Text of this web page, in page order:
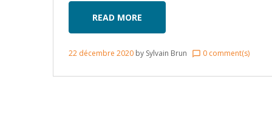
READ MORE
22 décembre 2020 by Sylvain Brun chat_bubble_outline 0 comment(s)